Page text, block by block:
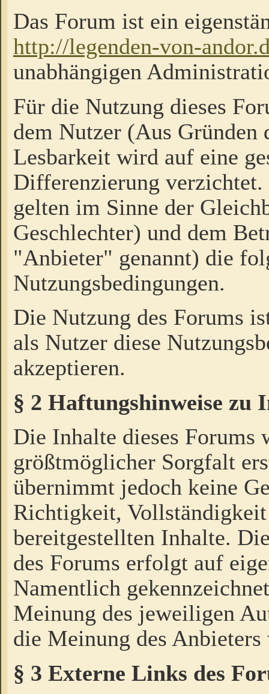
Das Forum ist ein
http://legenden-von-
unabhängigen
Für die Nutzung dieses
dem Nutzer (Aus Gründen
Lesbarkeit wird auf eine
Differenzierung
gelten im Sinne der
Geschlechter) und dem
"Anbieter" genannt) die
Nutzungsbedingungen.
Die Nutzung des Forums
als Nutzer diese
akzeptieren.
§ 2 Haftungshinweise zu
Die Inhalte dieses Forums
größtmöglicher Sorgfalt
übernimmt jedoch keine
Richtigkeit,
bereitgestellten Inhalte.
des Forums erfolgt auf
Namentlich
Meinung des jeweiligen
die Meinung des Anbieters
§ 3 Externe Links des